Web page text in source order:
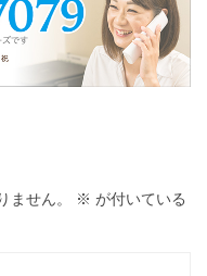
せん。 ※ が付いている